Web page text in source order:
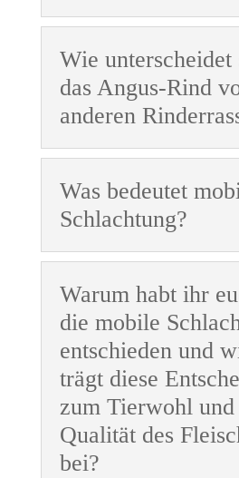
Wie unterscheidet
das Angus-Rind
anderen
Was bedeutet
Schlachtung?
Warum habt ihr
die mobile
entschieden und
trägt diese
zum Tierwohl
Qualität des
bei?